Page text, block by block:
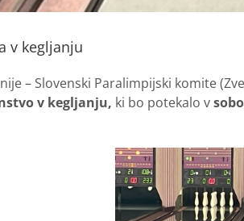
v kegljanju
– Slovenski Paralimpijski komite
v kegljanju, ki bo potekalo v